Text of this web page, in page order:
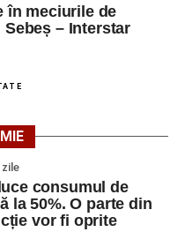
în meciurile de
Sebeș – Interstar
consumul de
la 50%. O parte din
vor fi oprite